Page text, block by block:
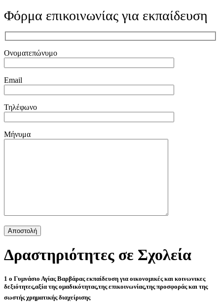
Φόρμα επικοινωνίας για εκπαίδευση
Ονοματεπώνυμο
Εmail
Τηλέφωνο
Μήνυμα
Δραστηριότητες σε Σχολεία
1 ο Γυμνάσιο Αγίας Βαρβάρας εκπαίδευση για οικονομικές και κοινωνικες
δεξιότητες,αξία της ομαδικότητας,της επικοινωνίας,της προσφοράς και της
σωστής χρηματικής διαχείρισης